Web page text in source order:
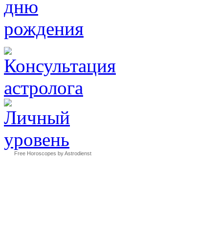
Free Horoscopes by Astrodienst